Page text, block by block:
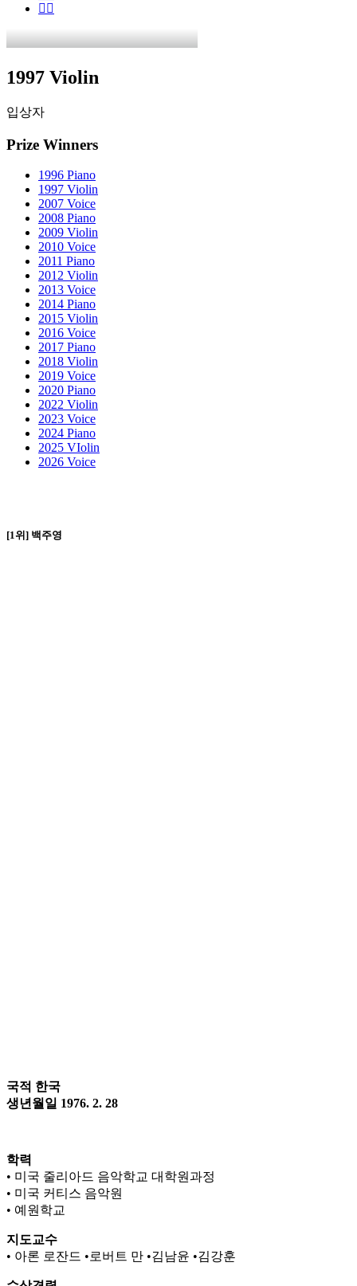
1997 Violin
입상자
Prize Winners
1996 Piano
1997 Violin
2007 Voice
2008 Piano
2009 Violin
2010 Voice
2011 Piano
2012 Violin
2013 Voice
2014 Piano
2015 Violin
2016 Voice
2017 Piano
2018 Violin
2019 Voice
2020 Piano
2022 Violin
2023 Voice
2024 Piano
2025 VIolin
2026 Voice
[1위] 백주영
국적 한국
생년월일 1976. 2. 28
학력
• 미국 줄리아드 음악학교 대학원과정
• 미국 커티스 음악원
• 예원학교
지도교수
• 아론 로잔드 •로버트 만 •김남윤 •김강훈